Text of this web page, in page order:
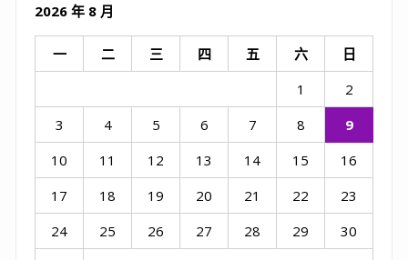
2026 年 8 月
一 二 三 四 五 六
日
1
2
3
4 5 6 7 8
9
10
11 12 13 14 15
16
17
18 19 20 21 22
23
24
25 26 27 28 29
30